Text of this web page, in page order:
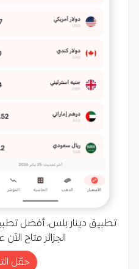
تطبيق دينار بلس، أفضل
الجزائر متاح
حمّل